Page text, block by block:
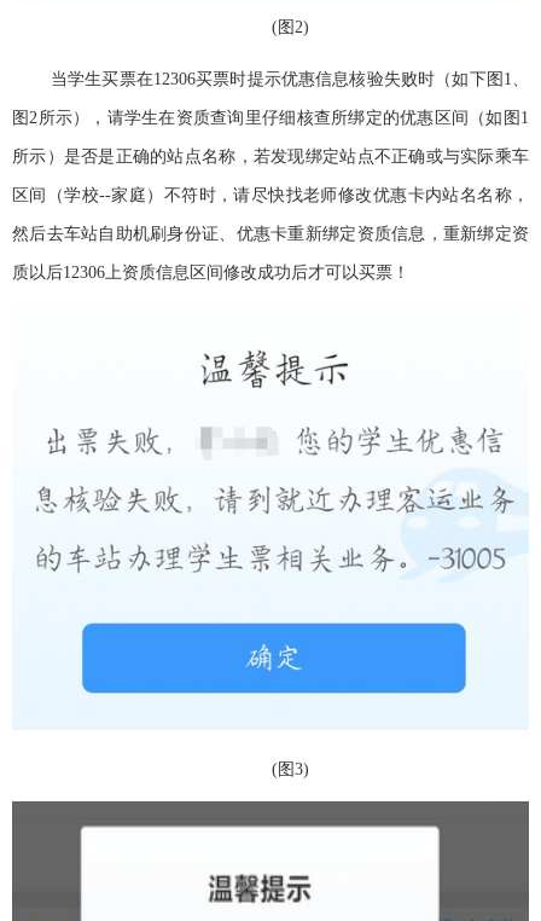
(图 2)
当学生买票在12306买票时提示优惠信息核验失败时（如下图 1、
图2所示），请学生在资质查询里仔细核查所绑定的优惠区间（如图 1
所示）是否是正确的站点名称，若发现绑定站点不正确或与实际乘车
区间（学校--家庭）不符时，请尽快找老师修改优惠卡内站名名称，
然后去车站自助机刷身份证、优惠卡重新绑定资质信息，重新绑定资
质以后12306上资质信息区间修改成功后才可以买票！
(图 3)